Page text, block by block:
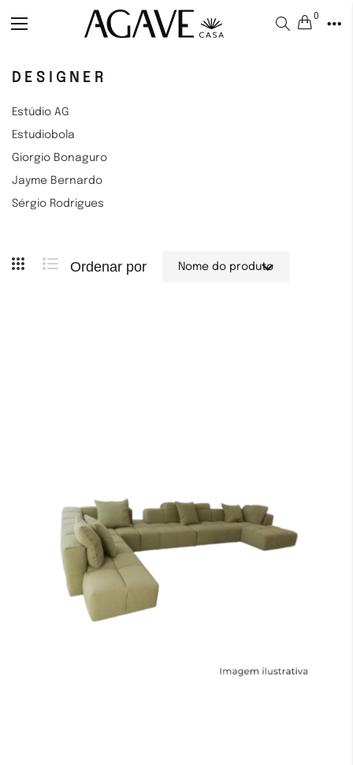
Alternar
0
DESIGNER
Estúdio AG
Estudiobola
Giorgio Bonaguro
Jayme Bernardo
Sérgio Rodrigues
Ordenar por